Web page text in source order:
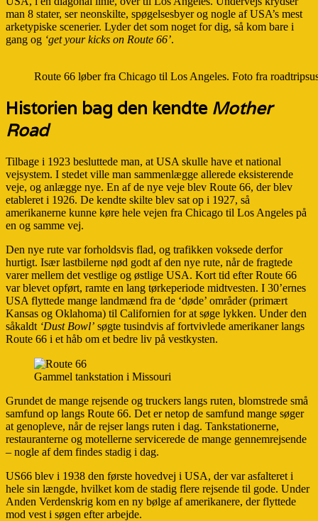
man 8 stater, ser neonskilte, spøgelsesbyer og nogle af USA’s mest
arketypiske scenerier. Lyder det som noget for dig, så kom bare i
gang og ‘get your kicks on Route 66’.
Route 66 løber fra Chicago til Los Angeles. Foto fra
Historien bag den kendte Mother
Road
Tilbage i 1923 besluttede man, at USA skulle have et national
vejsystem. I stedet ville man sammenlægge allerede eksisterende
veje, og anlægge nye. En af de nye veje blev Route 66, der blev
etableret i 1926. De kendte skilte blev sat op i 1927, så
amerikanerne kunne køre hele vejen fra Chicago til Los Angeles på
en og samme vej.
Den nye rute var forholdsvis flad, og trafikken voksede derfor
hurtigt. Især lastbilerne nød godt af den nye rute, når de fragtede
varer mellem det vestlige og østlige USA. Kort tid efter Route 66
var blevet opført, ramte en lang tørkeperiode midtvesten. I 30’ernes
USA flyttede mange landmænd fra de ‘døde’ områder (primært
Kansas og Oklahoma) til Californien for at søge lykken. Under den
såkaldt ‘Dust Bowl’ søgte tusindvis af fortvivlede amerikaner langs
Route 66 i et håb om et bedre liv på vestkysten.
Gammel tankstation i Missouri
Grundet de mange rejsende og truckers langs ruten, blomstrede små
samfund op langs Route 66. Det er netop de samfund mange søger
at genopleve, når de rejser langs ruten i dag. Tankstationerne,
restauranterne og motellerne servicerede de mange gennemrejsende
– nogle af dem findes stadig i dag.
US66 blev i 1938 den første hovedvej i USA, der var asfalteret i
hele sin længde, hvilket kom de stadig flere rejsende til gode. Under
Anden Verdenskrig kom en ny bølge af amerikanere, der flyttede
mod vest i søgen efter arbejde.